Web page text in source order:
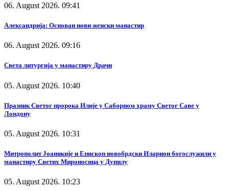
06. August 2026. 09:41
Александрија: Основан нови женски манастир
06. August 2026. 09:16
Света литургија у манастиру Драчи
05. August 2026. 10:40
Празник Светог пророка Илије у Саборном храму Светог Саве у
Лондону
05. August 2026. 10:31
Митрополит Јоаникије и Епископ новобрдски Иларион богослужили у
манастиру Светих Мироносица у Дупилу
05. August 2026. 10:23